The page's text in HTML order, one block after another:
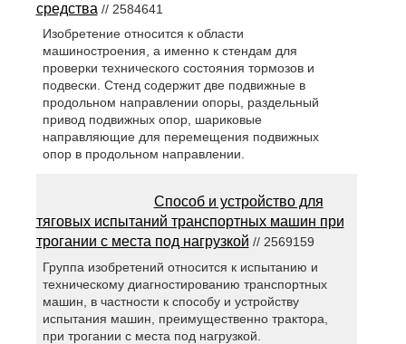
средства// 2584641
Изобретение относится к области
машиностроения, а именно к стендам для
проверки технического состояния тормозов и
подвески. Стенд содержит две подвижные в
продольном направлении опоры, раздельный
привод подвижных опор, шариковые
направляющие для перемещения подвижных
опор в продольном направлении.
Способ и устройство для
тяговых испытаний транспортных машин при
трогании с места под нагрузкой // 2569159
Группа изобретений относится к испытанию и
техническому диагностированию транспортных
машин, в частности к способу и устройству
испытания машин, преимущественно трактора,
при трогании с места под нагрузкой.